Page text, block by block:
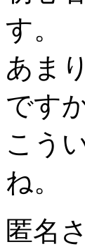
す。
あま
です
こう
ね。
匿名